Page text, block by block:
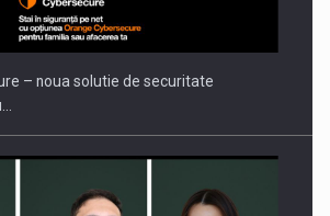
– noua solutie de securitate